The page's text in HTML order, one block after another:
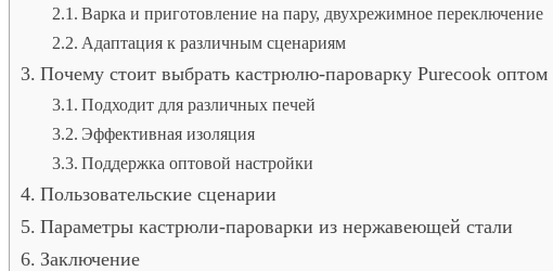
Варка и приготовление на пару, двухрежимное переключение
Адаптация к различным сценариям
Почему стоит выбрать кастрюлю-пароварку Purecook оптом
Подходит для различных печей
Эффективная изоляция
Поддержка оптовой настройки
Пользовательские сценарии
Параметры кастрюли-пароварки из нержавеющей стали
Заключение